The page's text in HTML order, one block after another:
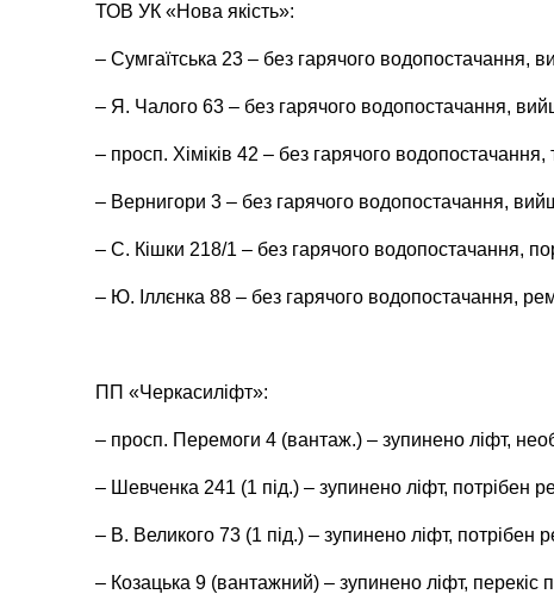
ТОВ УК «Нова якість»:
– Сумгаїтська 23 – без гарячого водопостачання,
– Я. Чалого 63 – без гарячого водопостачання,
– просп. Хіміків 42 – без гарячого водопостачання,
– Вернигори 3 – без гарячого водопостачання,
– С. Кішки 218/1 – без гарячого водопостачання,
– Ю. Іллєнка 88 – без гарячого водопостачання,
ПП «Черкасиліфт»:
– просп. Перемоги 4 (вантаж.) – зупинено ліфт,
– Шевченка 241 (1 під.) – зупинено ліфт, потрібен
– В. Великого 73 (1 під.) – зупинено ліфт, потрібен
– Козацька 9 (вантажний) – зупинено ліфт, перекіс